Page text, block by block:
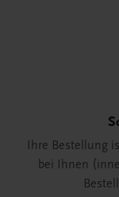
Ihre Bestellung
bei Ihnen